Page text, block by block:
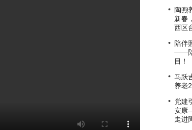
陶煦
新春
西区
陪伴
——陪
目！
马跃
养老
党建
安康
走进